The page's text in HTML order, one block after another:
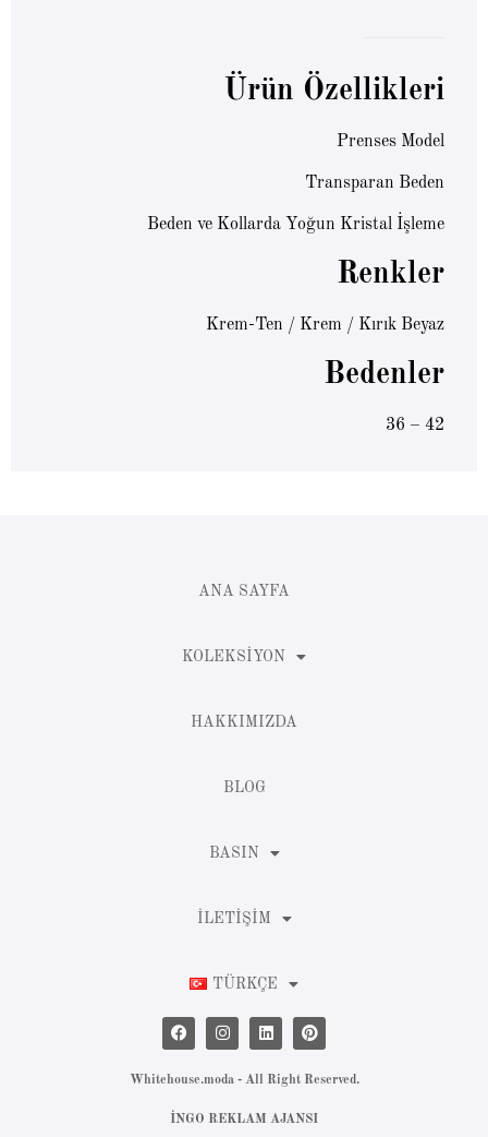
Ürün Özellikleri
Prenses Model
Transparan Beden
Beden ve Kollarda Yoğun Kristal İşleme
Renkler
Krem-Ten / Krem / Kırık Beyaz
Bedenler
36 – 42
ANA SAYFA
KOLEKSIYON
HAKKIMIZDA
BLOG
BASIN
İLETIŞIM
TÜRKÇE
Whitehouse.moda - All Right Reserved.
İNGO REKLAM AJANSI